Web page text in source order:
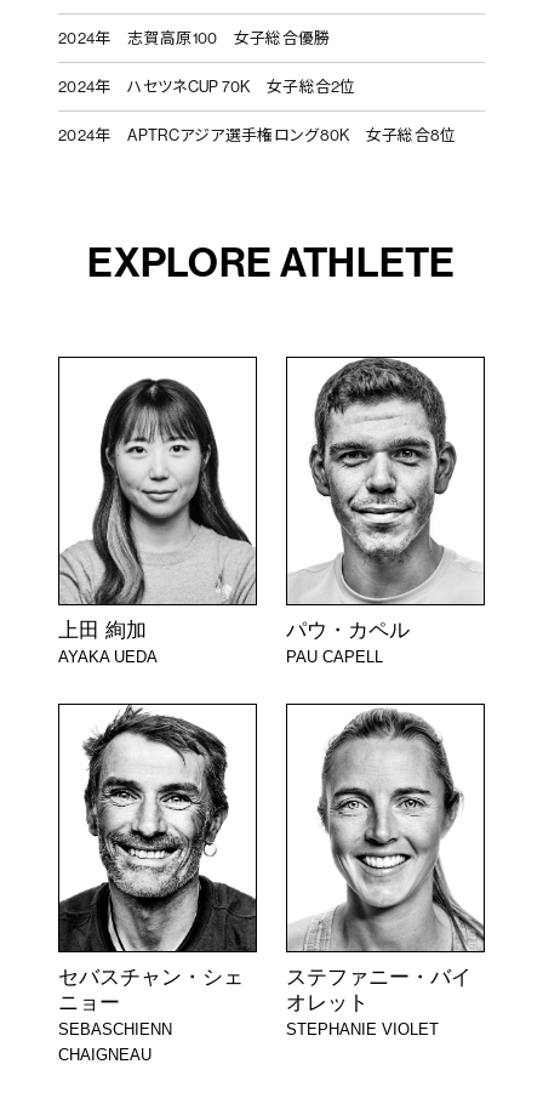
2024年 志賀高原100 女子総合優勝
2024年 ハセツネCUP 70K 女子総合2位
2024年 APTRCアジア選手権ロング80K 女子総合8位
EXPLORE ATHLETE
上田 絢加
AYAKA UEDA
パウ・カペル
PAU CAPELL
セバスチャン・シェ
ニョー
SEBASCHIENN
CHAIGNEAU
ステファニー・バイ
オレット
STEPHANIE VIOLET